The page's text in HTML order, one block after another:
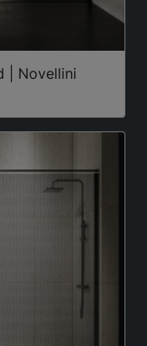
| Novellini